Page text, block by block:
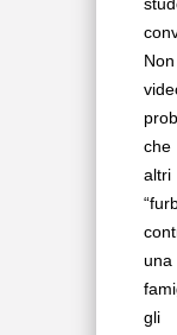
che
una
gli